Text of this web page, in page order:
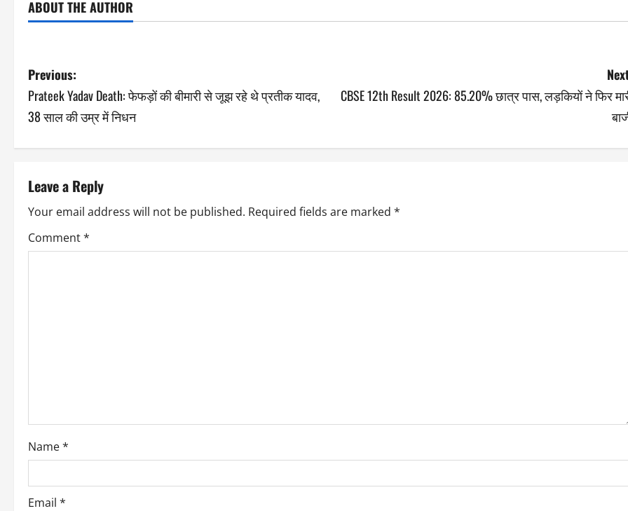
ABOUT THE AUTHOR
Previous:
Prateek Yadav Death: फेफड़ों की बीमारी से जूझ रहे थे प्रतीक यादव,
38 साल की उम्र में निधन
CBSE 12th Result 2026: 85.20% छात्र पास, लड़कियों ने फिर
Leave a Reply
Your email address will not be published. Required fields are marked *
Comment*
Name*
Email *